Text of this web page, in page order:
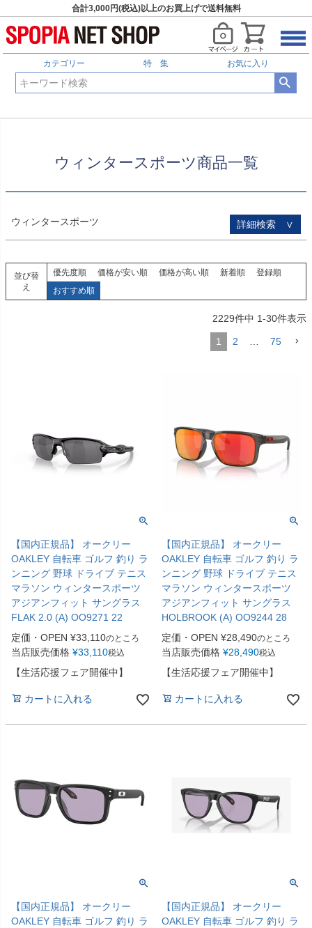
合計3,000円(税込)以上のお買上げで送料無料
カテゴリー 特 集 お気に入り
HOME ウィンタースポーツ商品一覧
ウィンタースポーツ商品一覧
ウィンタースポーツ 詳細検索 ∨
予約商品
予約商品のみを表示
並び順
新着順
登録順
キーワードヒット順
検索
並び替
え
優先度順 価格が安い順 価格が高い順 新着順
登録順
おすすめ順
2229件中 1-30件表示
1 2 75
【国内正規品】 オークリー
OAKLEY 自転車 ゴルフ 釣り ラ
ンニング 野球 ドライブ テニス
マラソン ウィンタースポーツ
アジアンフィット サングラス
FLAK 2.0 (A) OO9271 22
定価・OPEN ¥33,110のところ
当店販売価格 ¥33,110税込
【生活応援フェア開催中】
カートに入れる
【国内正規品】 オークリー
OAKLEY 自転車 ゴルフ 釣り ラ
ンニング 野球 ドライブ テニス
マラソン ウィンタースポーツ
アジアンフィット サングラス
HOLBROOK (A) OO9244 28
定価・OPEN ¥28,490のところ
当店販売価格 ¥28,490税込
【生活応援フェア開催中】
カートに入れる
【国内正規品】 オークリー
OAKLEY 自転車 ゴルフ 釣り ラ
【国内正規品】 オークリー
OAKLEY 自転車 ゴルフ 釣り ラ